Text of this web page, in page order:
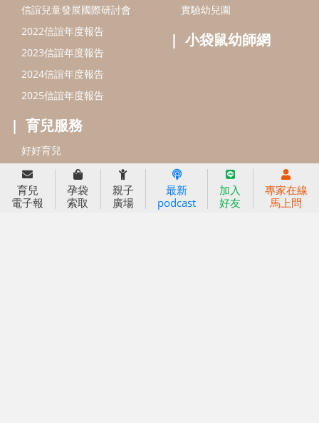
信誼基金會
信誼兒童發展國際研討會
附設幼兒園
實驗幼兒園
育兒
電子報
孕袋
索取
親子
廣場
最新
podcast
加入
好友
專家在線
馬上問